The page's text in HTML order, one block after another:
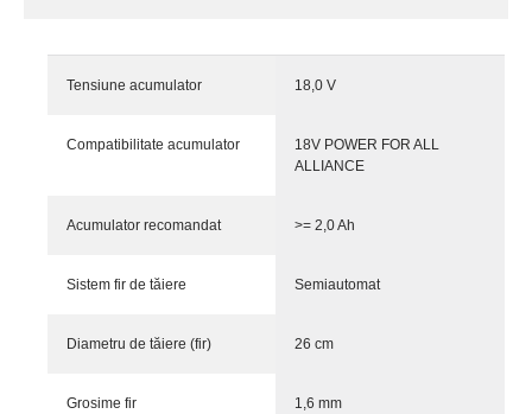
Tensiune acumulator 18,0 V
Compatibilitate acumulator
18V POWER FOR ALL
ALLIANCE
Acumulator recomandat >= 2,0 Ah
Sistem fir de tăiere Semiautomat
Diametru de tăiere (fir) 26 cm
Grosime fir 1,6 mm